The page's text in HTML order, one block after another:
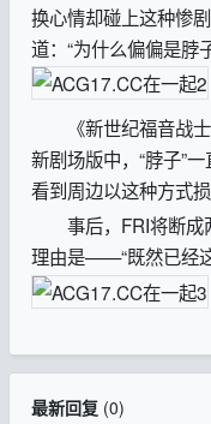
换心情却碰上这种惨
道：“为什么偏偏是
《新世纪福音战士
新剧场版中，“脖子”
看到周边以这种方式
事后，FRI将断成两
理由是——“既然已经
最新回复(0)